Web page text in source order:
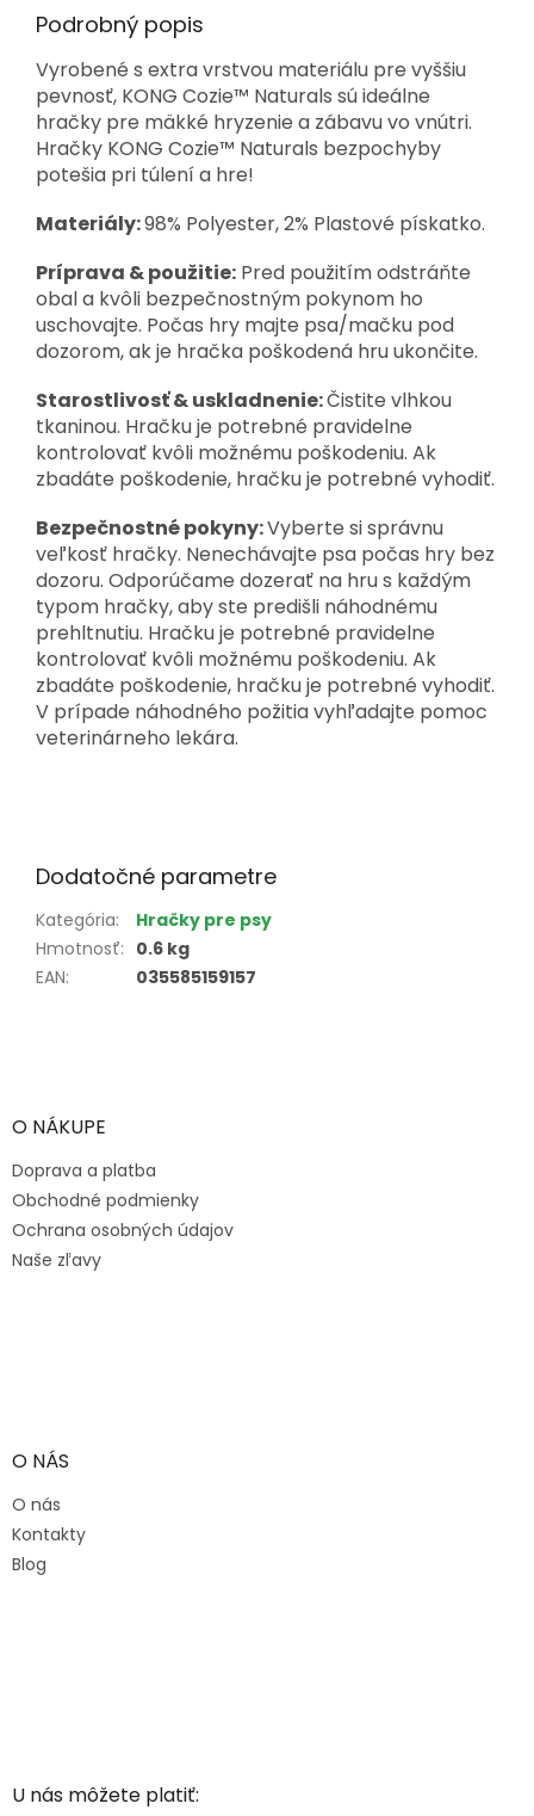
Podrobný popis
Vyrobené s extra vrstvou materiálu pre vyššiu
pevnosť, KONG Cozie™ Naturals sú ideálne
hračky pre mäkké hryzenie a zábavu vo vnútri.
Hračky KONG Cozie™ Naturals bezpochyby
potešia pri túlení a hre!
Materiály:98% Polyester, 2% Plastové pískatko.
Príprava & použitie: Pred použitím odstráňte
obal a kvôli bezpečnostným pokynom ho
uschovajte. Počas hry majte psa/mačku pod
dozorom, ak je hračka poškodená hru ukončite.
Starostlivosť & uskladnenie:Čistite vlhkou
tkaninou. Hračku je potrebné pravidelne
kontrolovať kvôli možnému poškodeniu. Ak
zbadáte poškodenie, hračku je potrebné vyhodiť.
Bezpečnostné pokyny:Vyberte si správnu
veľkosť hračky. Nenechávajte psa počas hry bez
dozoru. Odporúčame dozerať na hru s každým
typom hračky, aby ste predišli náhodnému
prehltnutiu. Hračku je potrebné pravidelne
kontrolovať kvôli možnému poškodeniu. Ak
zbadáte poškodenie, hračku je potrebné vyhodiť.
V prípade náhodného požitia vyhľadajte pomoc
veterinárneho lekára.
Dodatočné parametre
Kategória:
Hračky pre psy
Hmotnosť: 0.6 kg
EAN: 035585159157
ä
e
O NÁKUPE
Doprava a platba
Obchodné podmienky
Ochrana osobných údajov
Naše zľavy
O NÁS
O nás
Kontakty
Blog
U nás môžete platiť: